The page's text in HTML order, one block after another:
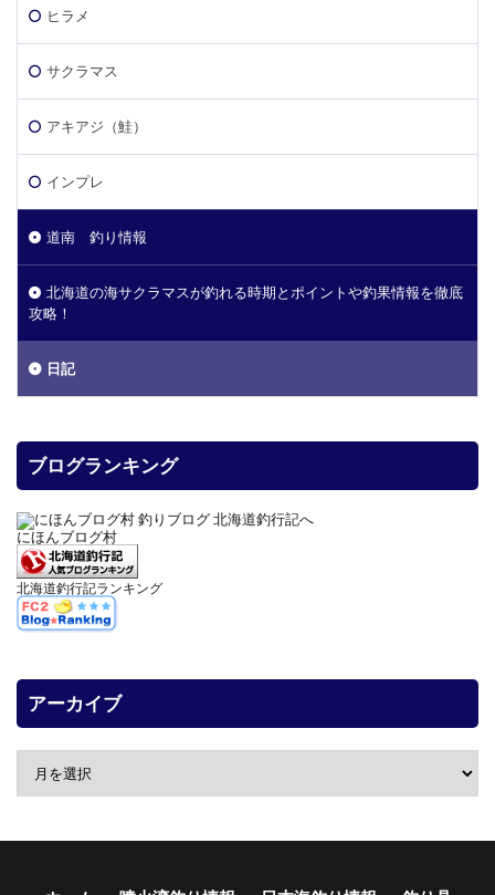
ヒラメ
サクラマス
アキアジ（鮭）
インプレ
道南 釣り情報
北海道の海サクラマスが釣れる時期とポイントや釣果情報を徹底
攻略！
日記
ブログランキング
にほんブログ村
北海道釣行記ランキング
アーカイブ